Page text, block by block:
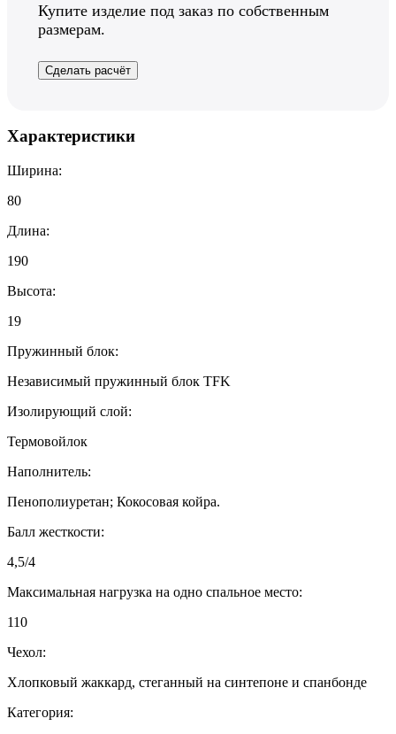
Купите изделие под заказ по собственным
размерам.
Сделать расчёт
Характеристики
Ширина:
80
Длина:
190
Высота:
19
Пружинный блок:
Независимый пружинный блок TFK
Изолирующий слой:
Термовойлок
Наполнитель:
Пенополиуретан; Кокосовая койра.
Балл жесткости:
4,5/4
Максимальная нагрузка на одно спальное место:
110
Чехол:
Хлопковый жаккард, стеганный на синтепоне и спанбонде
Категория: